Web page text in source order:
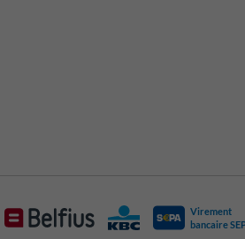
Virement
bancaire